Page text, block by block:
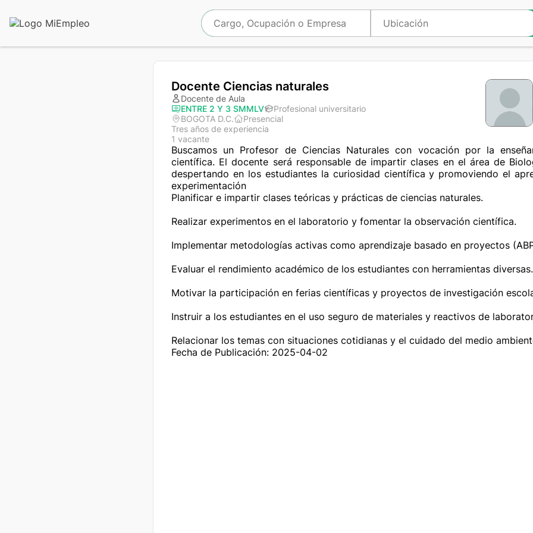
Docente Ciencias naturales
Docente de Aula
ENTRE 2 Y 3 SMMLV
Profesional universitario
BOGOTA D.C.
Presencial
Tres años de experiencia
1 vacante
Buscamos un Profesor de Ciencias Naturales con vocación por la
científica. El docente será responsable de impartir clases en el área de
despertando en los estudiantes la curiosidad científica y promoviendo el
experimentación
Planificar e impartir clases teóricas y prácticas de ciencias naturales.
Realizar experimentos en el laboratorio y fomentar la observación científica.
Implementar metodologías activas como aprendizaje basado en proyectos
Evaluar el rendimiento académico de los estudiantes con herramientas diversas.
Motivar la participación en ferias científicas y proyectos de investigación
Instruir a los estudiantes en el uso seguro de materiales y reactivos de
Relacionar los temas con situaciones cotidianas y el cuidado del medio
Fecha de Publicación: 2025-04-02